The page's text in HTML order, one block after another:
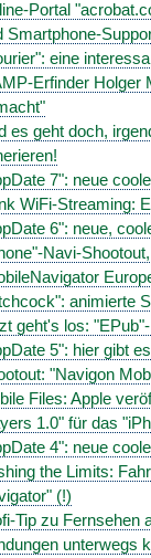
Portal
Smartphone-
eine
Erfinder Holger
es geht doch,
7": neue
WiFi-Streaming:
6": neue,
Navi-
animierte
geht's los:
5": hier gibt
"Navigon
Files: Apple
1.0" für das
4": neue
the Limits:
(!)
Tip zu Fernsehen
unterwegs